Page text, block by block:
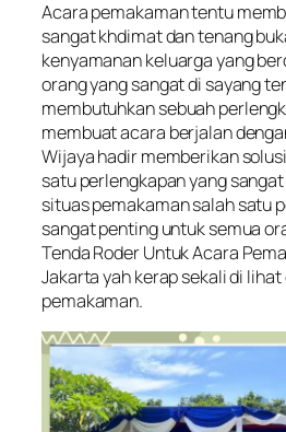
Acara pemakaman tentu
sangat khdimat dan tenang
kenyamanan keluarga yang
orang yang sangat di sayang
membutuhkan sebuah
membuat acara berjalan
Wijaya hadir memberikan
satu perlengkapan yang
situas pemakaman salah satu
sangat penting untuk semua
Tenda Roder Untuk Acara
Jakarta yah kerap sekali di
pemakaman.